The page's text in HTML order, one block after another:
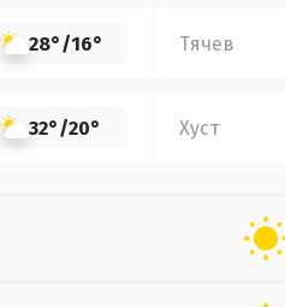
28°/16° Тячев
32°/20° Хуст